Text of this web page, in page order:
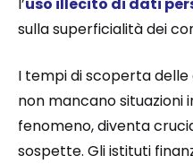
sulla superficialità dei
I tempi di scoperta delle
non mancano situazioni
fenomeno, diventa
sospette. Gli istituti